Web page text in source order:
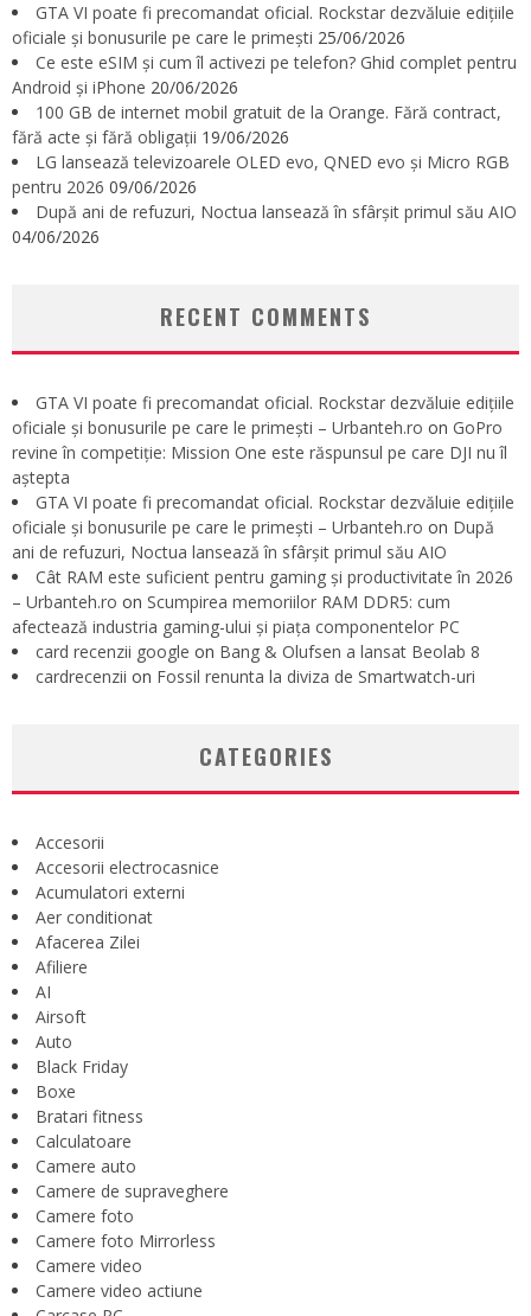
GTA VI poate fi precomandat oficial. Rockstar dezvăluie edițiile
oficiale și bonusurile pe care le primești 25/06/2026
Ce este eSIM și cum îl activezi pe telefon? Ghid complet pentru
Android și iPhone 20/06/2026
100 GB de internet mobil gratuit de la Orange. Fără contract,
fără acte și fără obligații 19/06/2026
LG lansează televizoarele OLED evo, QNED evo și Micro RGB
pentru 2026 09/06/2026
După ani de refuzuri, Noctua lansează în sfârșit primul său AIO
04/06/2026
RECENT COMMENTS
GTA VI poate fi precomandat oficial. Rockstar dezvăluie edițiile
oficiale și bonusurile pe care le primești – Urbanteh.ro on GoPro
revine în competiție: Mission One este răspunsul pe care DJI nu îl
aștepta
GTA VI poate fi precomandat oficial. Rockstar dezvăluie edițiile
oficiale și bonusurile pe care le primești – Urbanteh.ro on După
ani de refuzuri, Noctua lansează în sfârșit primul său AIO
Cât RAM este suficient pentru gaming și productivitate în 2026
– Urbanteh.ro on Scumpirea memoriilor RAM DDR5: cum
afectează industria gaming-ului și piața componentelor PC
card recenzii google on Bang & Olufsen a lansat Beolab 8
cardrecenzii on Fossil renunta la diviza de Smartwatch-uri
CATEGORIES
Accesorii
Accesorii electrocasnice
Acumulatori externi
Aer conditionat
Afacerea Zilei
Afiliere
AI
Airsoft
Auto
Black Friday
Boxe
Bratari fitness
Calculatoare
Camere auto
Camere de supraveghere
Camere foto
Camere foto Mirrorless
Camere video
Camere video actiune